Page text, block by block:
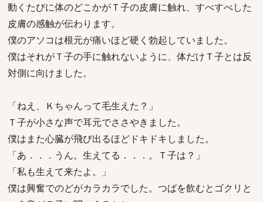
動くたびに体のどこかがＴ子の皮膚に触れ、すべすべした
皮膚の感触が伝わります。
僕のアソコは根元が痛いほど硬く勃起していました。
僕はそれがＴ子の手に触れないように、体だけＴ子とは反
対側に向けました。
「ねえ、Ｋちゃんって毛生えた？」
Ｔ子が小さな声で耳元でささやきました。
僕はまた心臓が飛び出るほどドキドキしました。
「あ．．．うん。生えてる．．．。Ｔ子は？」
「私も生えて来たよ。」
僕は興奮でのどがカラカラでした。つばを飲むとゴクリと